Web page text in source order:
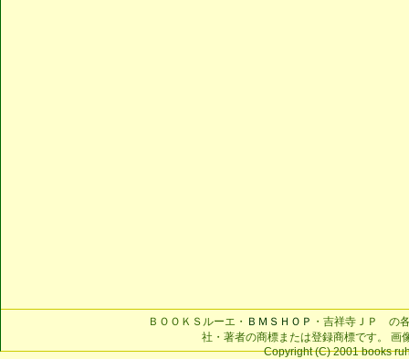
ＢＯＯＫＳルーエ・ ＢＭＳＨＯＰ ・吉祥寺ＪＰ の
社・著者の商標または登録商標です。 画
Copyright (C) 2001 books